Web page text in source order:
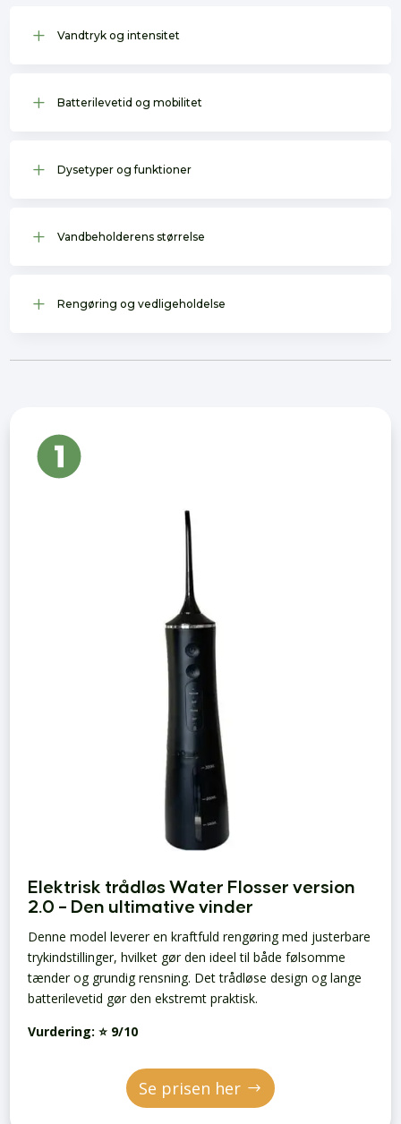
L Vandtryk og intensitet
L Batterilevetid og mobilitet
L Dysetyper og funktioner
L Vandbeholderens størrelse
L Rengøring og vedligeholdelse
Elektrisk trådløs Water Flosser version
2.0 – Den ultimative vinder
Denne model leverer en kraftfuld rengøring med justerbare
trykindstillinger, hvilket gør den ideel til både følsomme
tænder og grundig rensning. Det trådløse design og lange
batterilevetid gør den ekstremt praktisk.
Vurdering: ⭐ 9/10
Se prisen her